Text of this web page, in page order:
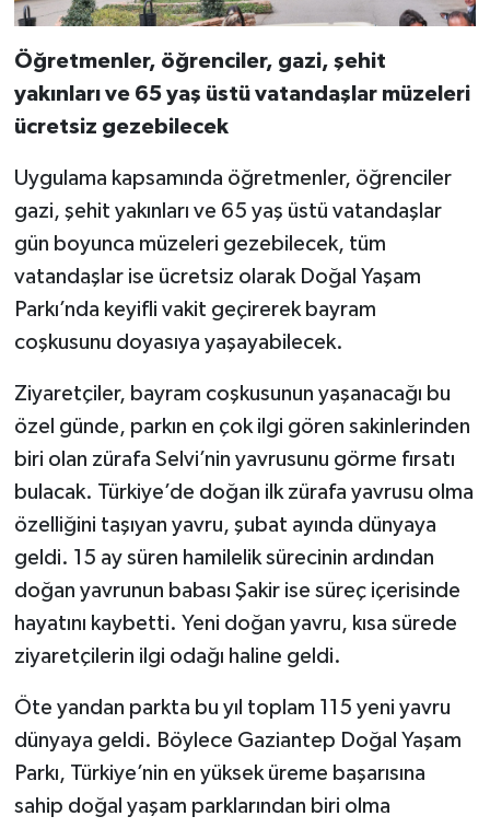
Öğretmenler, öğrenciler, gazi, şehit
yakınları ve 65 yaş üstü vatandaşlar müzeleri
ücretsiz gezebilecek
Uygulama kapsamında öğretmenler, öğrenciler
gazi, şehit yakınları ve 65 yaş üstü vatandaşlar
gün boyunca müzeleri gezebilecek, tüm
vatandaşlar ise ücretsiz olarak Doğal Yaşam
Parkı’nda keyifli vakit geçirerek bayram
coşkusunu doyasıya yaşayabilecek.
Ziyaretçiler, bayram coşkusunun yaşanacağı bu
özel günde, parkın en çok ilgi gören sakinlerinden
biri olan zürafa Selvi’nin yavrusunu görme fırsatı
bulacak. Türkiye’de doğan ilk zürafa yavrusu olma
özelliğini taşıyan yavru, şubat ayında dünyaya
geldi. 15 ay süren hamilelik sürecinin ardından
doğan yavrunun babası Şakir ise süreç içerisinde
hayatını kaybetti. Yeni doğan yavru, kısa sürede
ziyaretçilerin ilgi odağı haline geldi.
Öte yandan parkta bu yıl toplam 115 yeni yavru
dünyaya geldi. Böylece Gaziantep Doğal Yaşam
Parkı, Türkiye’nin en yüksek üreme başarısına
sahip doğal yaşam parklarından biri olma